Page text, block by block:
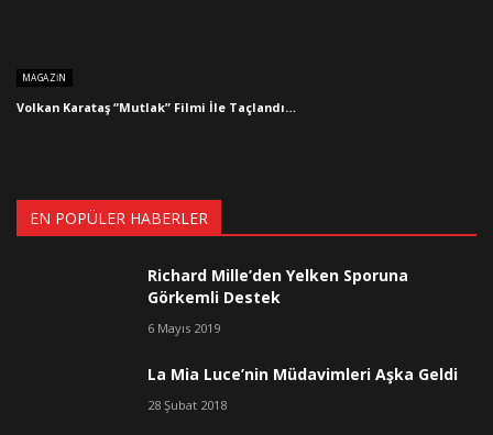
MAGAZIN
Volkan Karataş “Mutlak” Filmi İle Taçlandı…
EN POPÜLER HABERLER
Richard Mille’den Yelken Sporuna
Görkemli Destek
6 Mayıs 2019
La Mia Luce’nin Müdavimleri Aşka Geldi
28 Şubat 2018